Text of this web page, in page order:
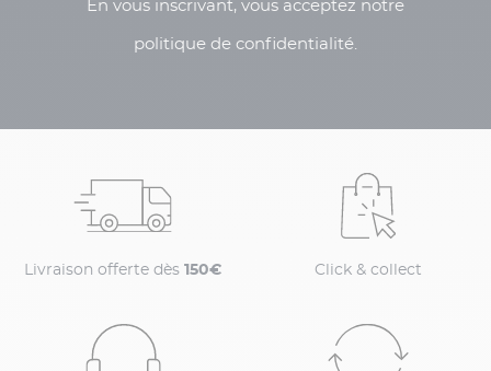
En vous inscrivant, vous acceptez notre
politique de confidentialité.
Livraison offerte dès 150€ Click & collect